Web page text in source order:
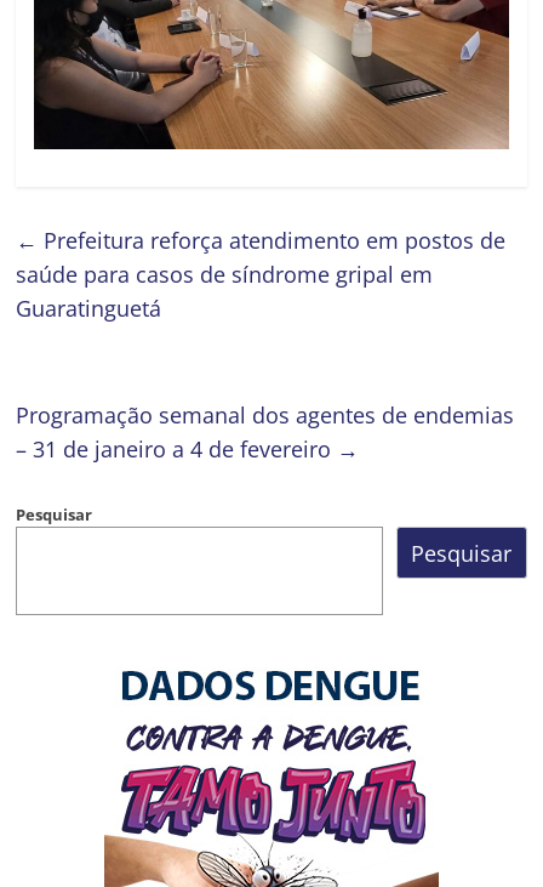
← Prefeitura reforça atendimento em postos de
saúde para casos de síndrome gripal em
Guaratinguetá
Programação semanal dos agentes de endemias
– 31 de janeiro a 4 de fevereiro →
Pesquisar
Pesquisar